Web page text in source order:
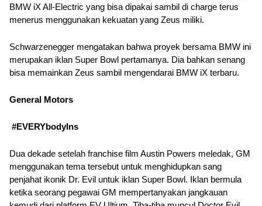
BMW iX All-Electric yang bisa dipakai sambil di charge terus
menerus menggunakan kekuatan yang Zeus miliki.
Schwarzenegger mengatakan bahwa proyek bersama BMW ini
merupakan iklan Super Bowl pertamanya. Dia bahkan senang
bisa memainkan Zeus sambil mengendarai BMW iX terbaru.
General Motors
#EVERYbodyIns
Dua dekade setelah franchise film Austin Powers meledak, GM
menggunakan tema tersebut untuk menghidupkan sang
penjahat ikonik Dr. Evil untuk iklan Super Bowl. Iklan bermula
ketika seorang pegawai GM mempertanyakan jangkauan